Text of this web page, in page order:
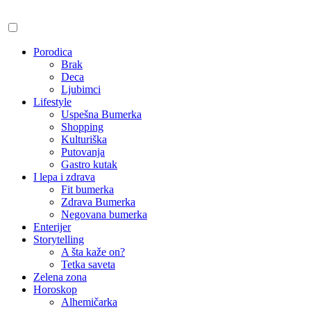
Porodica
Brak
Deca
Ljubimci
Lifestyle
Uspešna Bumerka
Shopping
Kulturiška
Putovanja
Gastro kutak
I lepa i zdrava
Fit bumerka
Zdrava Bumerka
Negovana bumerka
Enterijer
Storytelling
A šta kaže on?
Tetka saveta
Zelena zona
Horoskop
Alhemičarka